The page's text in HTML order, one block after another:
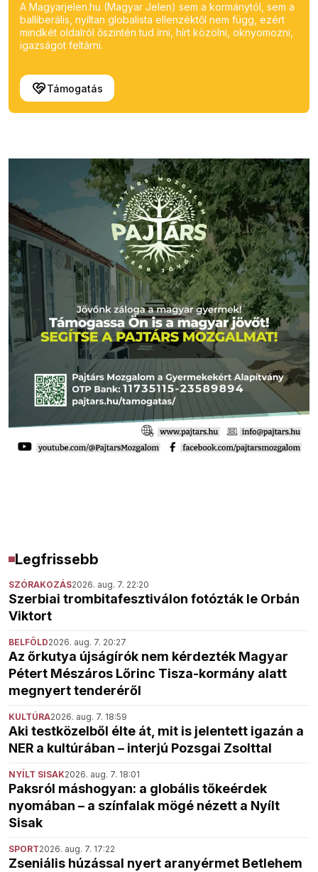
A Magyarjelen.hu (Magyar Jelen) sem a kormánytól, sem a
balliberális, nyíltan globalista ellenzéktől nem függ, ezért
mindkét oldalról őszintén tud írni, hírt közölni, oknyomozni,
igazságot feltárni.
Támogatás
Legfrissebb
SZÓRAKOZÁS2026. aug. 7. 22:20
Szerbiai trombitafesztiválon fotózták le Orbán
Viktort
BELFÖLD2026. aug. 7. 20:27
Az őrkutya újságírók nem kérdezték Magyar
Pétert Mészáros Lőrinc Tisza-kormány alatt
megnyert tenderéről
KULTÚRA2026. aug. 7. 18:59
Aki testközelből élte át, mit is jelentett igazán a
NER a kultúrában – interjú Pozsgai Zsolttal
NYÍLT SISAK2026. aug. 7. 18:01
Paksról máshogyan: a globális tőkeérdek
nyomában – a színfalak mögé nézett a Nyílt
Sisak
SPORT2026. aug. 7. 17:22
Zseniális húzással nyert aranyérmet Betlehem